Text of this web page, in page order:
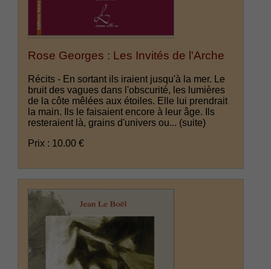
Rose Georges : Les Invités de l'Arche
Récits - En sortant ils iraient jusqu'à la mer. Le
bruit des vagues dans l'obscurité, les lumières
de la côte mêlées aux étoiles. Elle lui prendrait
la main. Ils le faisaient encore à leur âge. Ils
resteraient là, grains d'univers ou... (suite)
Prix : 10.00 €